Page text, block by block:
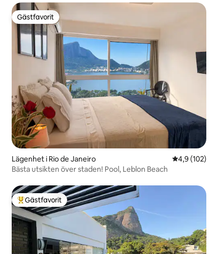
Gästfavorit
Gästfavorit
Lägenhet i Rio de Janeiro 4,9 av 5 i
4,9 (102)
Bästa utsikten över staden! Pool, Leblon Beach
Populär gästfavorit
Gästfavorit